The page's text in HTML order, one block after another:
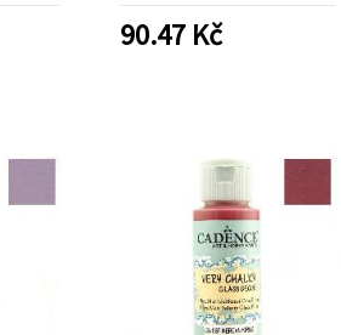
barva pro skleněné a
porcelánové povrchy
90.47 Kč